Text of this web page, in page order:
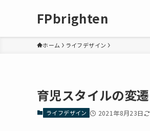
FPbrighten
ホーム ライフデザイン
育児スタイルの変
ライフデザイン 2021年8月23日